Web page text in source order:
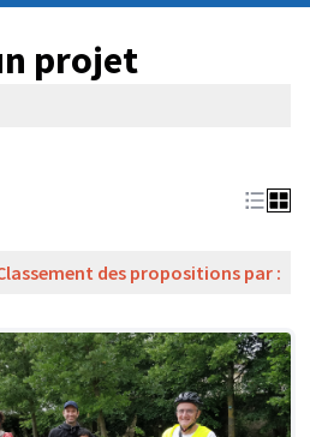
projet
des propositions par :